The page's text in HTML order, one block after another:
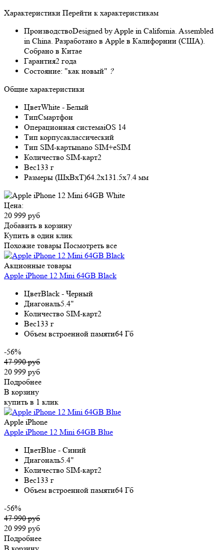
Характеристики Перейти к характеристикам
ПроизводствоDesigned by Apple in California. Assembled
in China. Разработано в Apple в Калифорнии (США).
Собрано в Китае
Гарантия2 года
Состояние: "как новый" ?
Общие характеристики
ЦветWhite - Белый
ТипСмартфон
Операционная системаiOS 14
Тип корпусаклассический
Тип SIM-картыnano SIM+eSIM
Количество SIM-карт2
Вес133 г
Размеры (ШxВxТ)64.2x131.5x7.4 мм
Цена:
20 999 руб
Добавить в корзину
Купить в один клик
Похожие товары Посмотреть все
Акционные товары
Apple iPhone 12 Mini 64GB Black
ЦветBlack - Черный
Диагональ5.4"
Количество SIM-карт2
Вес133 г
Объем встроенной памяти64 Гб
-56%
47 990 руб
20 999 руб
Подробнее
В корзину
купить в 1 клик
Apple iPhone
Apple iPhone 12 Mini 64GB Blue
ЦветBlue - Синий
Диагональ5.4"
Количество SIM-карт2
Вес133 г
Объем встроенной памяти64 Гб
-56%
47 990 руб
20 999 руб
Подробнее